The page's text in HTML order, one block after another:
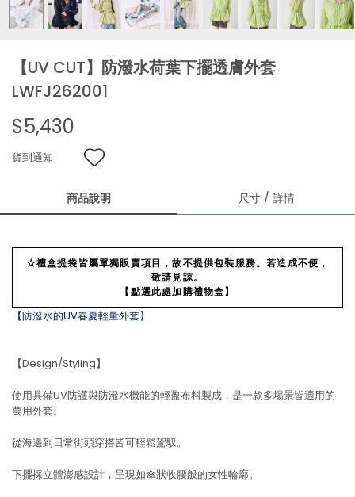
【UV CUT】防潑水荷葉下擺透膚外套
LWFJ262001
$5,430
貨到通知
商品說明 尺寸 / 詳情
☆禮盒提袋皆屬單獨販賣項目，故不提供包裝服務。若造成不便，
敬請見諒。
【點選此處加購禮物盒】
【防潑水的UV春夏輕量外套】
【Design/Styling】
使用具備UV防護與防潑水機能的輕盈布料製成，是一款多場景皆適用的
萬用外套。
從海邊到日常街頭穿搭皆可輕鬆駕馭。
下擺採立體澎感設計，呈現如傘狀收腰般的女性輪廓。